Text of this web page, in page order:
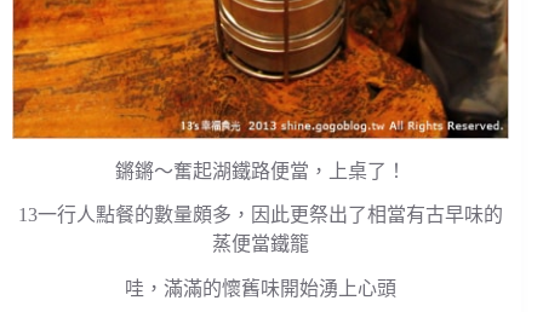
鏘鏘～奮起湖鐵路便當，上桌了！
13一行人點餐的數量頗多，因此更祭出了相當有古早味的
蒸便當鐵籠
哇，滿滿的懷舊味開始湧上心頭